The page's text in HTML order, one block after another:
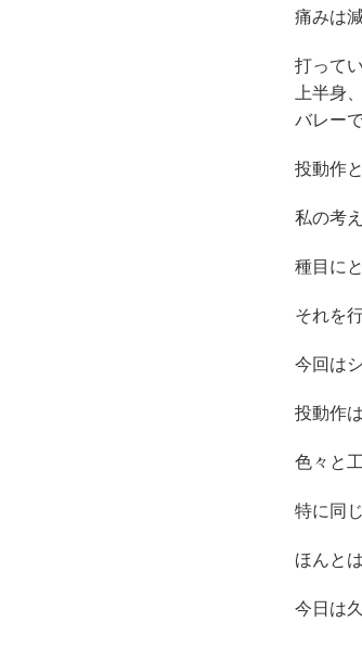
痛みは
打って
上半身
バレー
投動作
私の考
種目に
それを
今回は
投動作
色々と
特に同
ほんと
今日は